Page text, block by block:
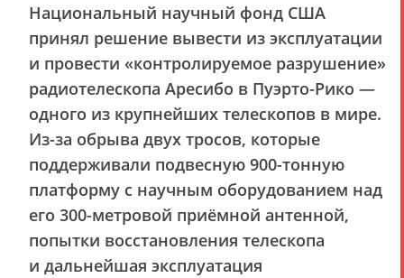
Национальный научный фонд США
принял решение вывести из эксплуатации
и провести «контролируемое разрушение»
радиотелескопа Аресибо в Пуэрто-Рико —
одного из крупнейших телескопов в мире.
Из-за обрыва двух тросов, которые
поддерживали подвесную 900-тонную
платформу с научным оборудованием над
его 300-метровой приёмной антенной,
попытки восстановления телескопа
и дальнейшая эксплуатация